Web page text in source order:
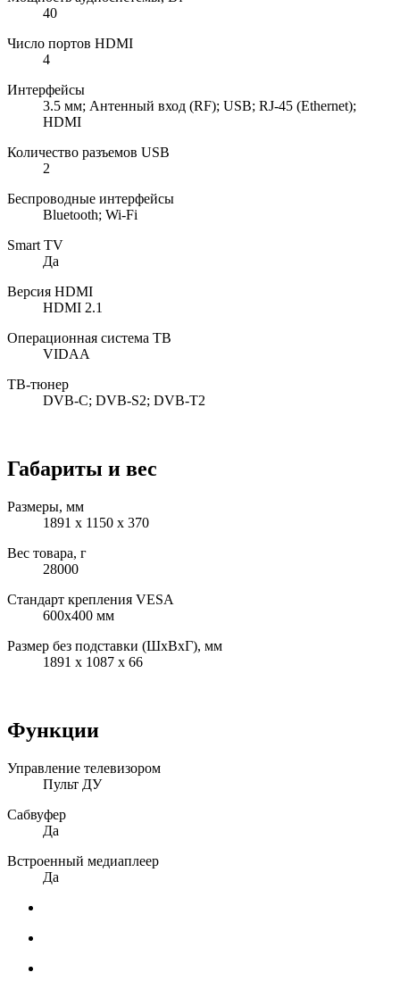
40
Число портов HDMI
4
Интерфейсы
3.5 мм; Антенный вход (RF); USB; RJ-45 (Ethernet);
HDMI
Количество разъемов USB
2
Беспроводные интерфейсы
Bluetooth; Wi-Fi
Smart TV
Да
Версия HDMI
HDMI 2.1
Операционная система ТВ
VIDAA
ТВ-тюнер
DVB-C; DVB-S2; DVB-T2
Габариты и вес
Размеры, мм
1891 x 1150 x 370
Вес товара, г
28000
Стандарт крепления VESA
600x400 мм
Размер без подставки (ШxВxГ), мм
1891 x 1087 x 66
Функции
Управление телевизором
Пульт ДУ
Сабвуфер
Да
Встроенный медиаплеер
Да